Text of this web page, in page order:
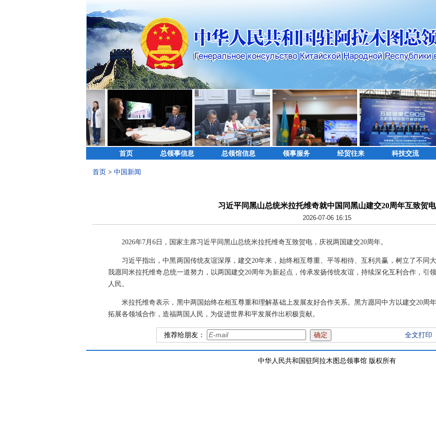
首页 总领事信息 总领馆信息 领事服务 经贸往来 科技交流
首页 > 中国新闻
习近平同黑山总统米拉托维奇就中国同黑山建交20周年互致贺电
2026-07-06 16:15
2026年7月6日，国家主席习近平同黑山总统米拉托维奇互致贺电，庆祝两国建交20周年。
习近平指出，中黑两国传统友谊深厚，建交20年来，始终相互尊重、平等相待、互利共赢，树立了不同
我愿同米拉托维奇总统一道努力，以两国建交20周年为新起点，传承发扬传统友谊，持续深化互利合作，引
人民。
米拉托维奇表示，黑中两国始终在相互尊重和理解基础上发展友好合作关系。黑方愿同中方以建交20周
拓展各领域合作，造福两国人民，为促进世界和平发展作出积极贡献。
推荐给朋友： 全文打印
中华人民共和国驻阿拉木图总领事馆 版权所有